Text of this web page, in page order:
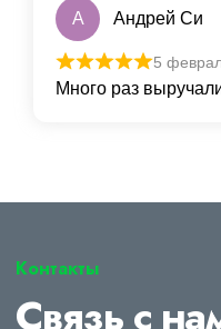
А Андрей Си
5
Много раз
Контакты
Связь с